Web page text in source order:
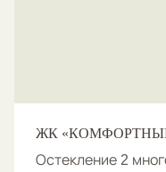
ЖК
Остекление 2